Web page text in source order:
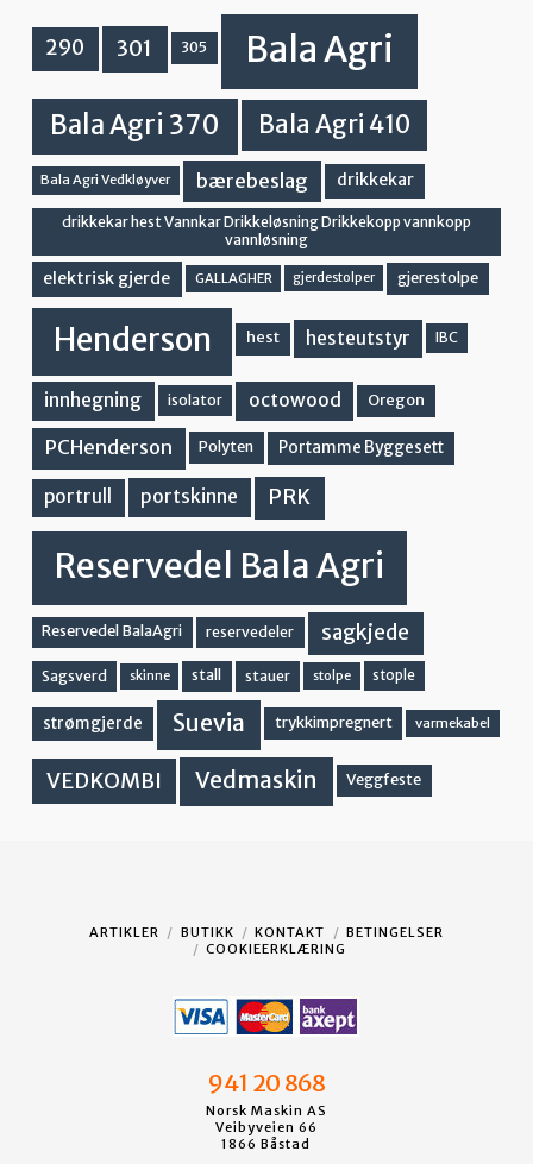
290 301 305 Bala Agri
Bala Agri 370 Bala Agri 410
Bala Agri Vedkløyver bærebeslag drikkekar
drikkekar hest Vannkar Drikkeløsning Drikkekopp vannkopp
vannløsning
elektrisk gjerde GALLAGHER gjerdestolper gjerestolpe
Henderson hest hesteutstyr IBC
innhegning isolator octowood Oregon
PCHenderson Polyten Portamme Byggesett
portrull portskinne PRK
Reservedel Bala Agri
Reservedel BalaAgri reservedeler sagkjede
Sagsverd skinne stall stauer stolpe stople
strømgjerde Suevia trykkimpregnert varmekabel
VEDKOMBI Vedmaskin Veggfeste
ARTIKLER BUTIKK KONTAKT
BETINGELSER
COOKIEERKLÆRING
941 20 868
Norsk Maskin AS
Veibyveien 66
1866 Båstad